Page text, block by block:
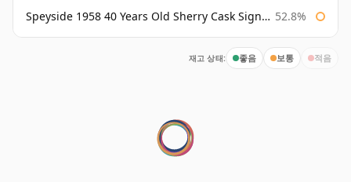
Speyside 1958 40 Years Old Sherry Cask Signatory 52.8%
재고 상태: 좋음 보통 적음